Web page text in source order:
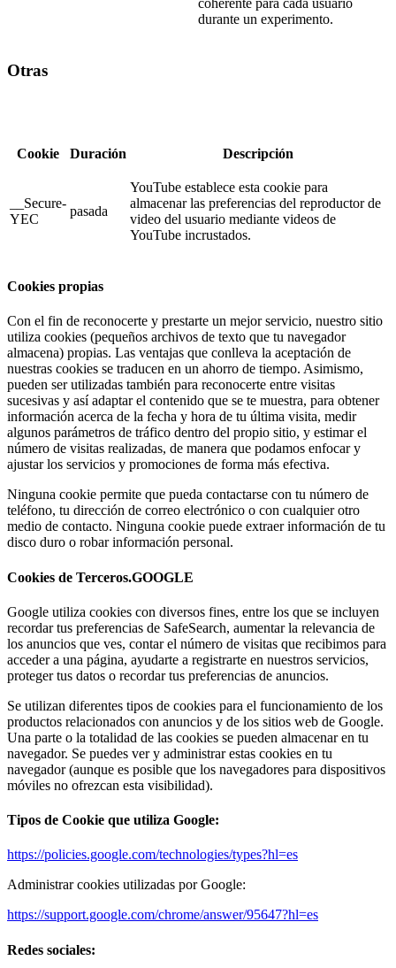
coherente para cada usuario
durante un experimento.
Otras
Cookie Duración Descripción
__Secure-
YEC
pasada
YouTube establece esta cookie para
almacenar las preferencias del reproductor de
video del usuario mediante videos de
YouTube incrustados.
Cookies propias
Con el fin de reconocerte y prestarte un mejor servicio, nuestro sitio
utiliza cookies (pequeños archivos de texto que tu navegador
almacena) propias. Las ventajas que conlleva la aceptación de
nuestras cookies se traducen en un ahorro de tiempo. Asimismo,
pueden ser utilizadas también para reconocerte entre visitas
sucesivas y así adaptar el contenido que se te muestra, para obtener
información acerca de la fecha y hora de tu última visita, medir
algunos parámetros de tráfico dentro del propio sitio, y estimar el
número de visitas realizadas, de manera que podamos enfocar y
ajustar los servicios y promociones de forma más efectiva.
Ninguna cookie permite que pueda contactarse con tu número de
teléfono, tu dirección de correo electrónico o con cualquier otro
medio de contacto. Ninguna cookie puede extraer información de tu
disco duro o robar información personal.
Cookies de Terceros.GOOGLE
Google utiliza cookies con diversos fines, entre los que se incluyen
recordar tus preferencias de SafeSearch, aumentar la relevancia de
los anuncios que ves, contar el número de visitas que recibimos para
acceder a una página, ayudarte a registrarte en nuestros servicios,
proteger tus datos o recordar tus preferencias de anuncios.
Se utilizan diferentes tipos de cookies para el funcionamiento de los
productos relacionados con anuncios y de los sitios web de Google.
Una parte o la totalidad de las cookies se pueden almacenar en tu
navegador. Se puedes ver y administrar estas cookies en tu
navegador (aunque es posible que los navegadores para dispositivos
móviles no ofrezcan esta visibilidad).
Tipos de Cookie que utiliza Google:
https://policies.google.com/technologies/types?hl=es
Administrar cookies utilizadas por Google:
https://support.google.com/chrome/answer/95647?hl=es
Redes sociales: